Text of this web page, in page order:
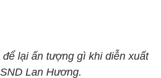
lại ấn tượng gì khi diễn xuất
Lan Hương.